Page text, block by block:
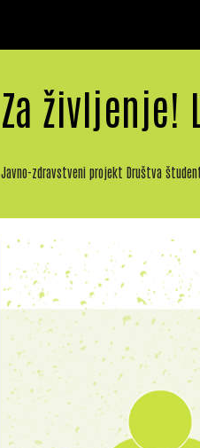
Za življenje!
Javno-zdravstveni projekt Društva